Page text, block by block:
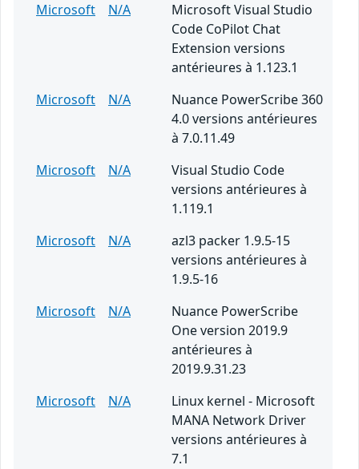
Microsoft
N/A
Microsoft Visual Studio
Code CoPilot Chat
Extension versions
antérieures à 1.123.1
Microsoft
N/A
Nuance PowerScribe 360
4.0 versions antérieures
à 7.0.11.49
Microsoft
N/A
Visual Studio Code
versions antérieures à
1.119.1
Microsoft
N/A
azl3 packer 1.9.5-15
versions antérieures à
1.9.5-16
Microsoft
N/A
Nuance PowerScribe
One version 2019.9
antérieures à
2019.9.31.23
Microsoft
N/A
Linux kernel - Microsoft
MANA Network Driver
versions antérieures à
7.1